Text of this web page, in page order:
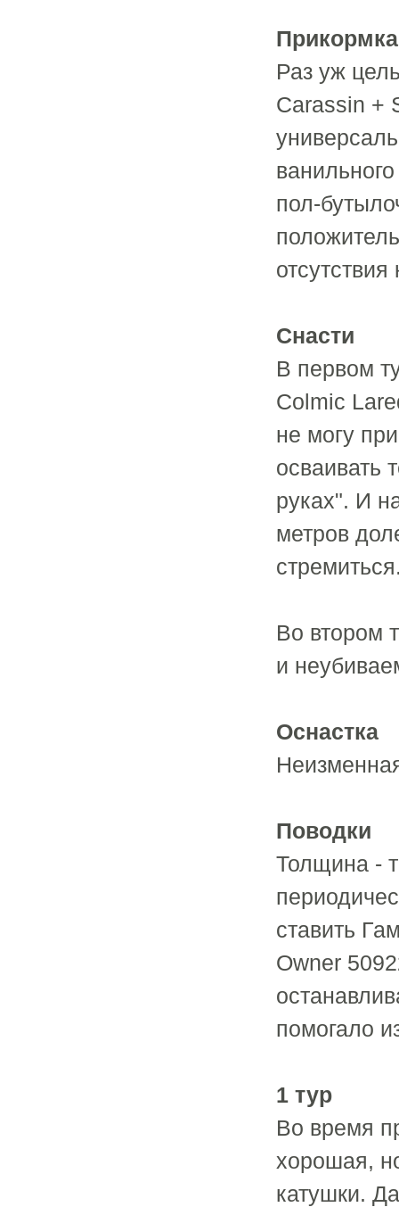
Прикормка
Раз уж
Carassin +
пол-
отсутствия
Снасти
В первом
Colmic
не могу
осваивать
руках". И
метров
Во втором
и
Оснастка
Поводки
Толщина -
ставить
Owner
помогало
1 тур
Во время
хорошая,
катушки.